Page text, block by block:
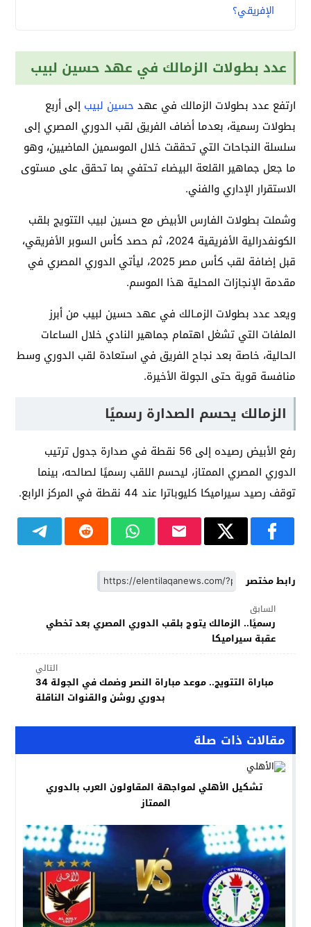
الإفريقي؟
عدد بطولات الزمالك في عهد حسين لبيب
ارتفع عدد بطولات الزمالك في عهد حسين لبيب إلى أربع
بطولات رسمية، بعدما أضاف الفريق لقب الدوري المصري إلى
سلسلة النجاحات التي تحققت خلال الموسمين الماضيين، وهو
ما جعل جماهير القلعة البيضاء تحتفي بما تحقق على مستوى
الاستقرار الإداري والفني.
وشملت بطولات الفارس الأبيض مع حسين لبيب التتويج بلقب
الكونفدرالية الأفريقية 2024، ثم حصد كأس السوبر الأفريقي،
قبل إضافة لقب كأس مصر 2025، ليأتي الدوري المصري في
مقدمة الإنجازات المحلية هذا الموسم.
ويعد عدد بطولات الزمـالك في عهد حسين لبيب من أبرز
الملفات التي تشغل اهتمام جماهير النادي خلال الساعات
الحالية، خاصة بعد نجاح الفريق في استعادة لقب الدوري وسط
منافسة قوية حتى الجولة الأخيرة.
الزمالك يحسم الصدارة رسميًا
رفع الأبيض رصيده إلى 56 نقطة في صدارة جدول ترتيب
الدوري المصري الممتاز، ليحسم اللقب رسميًا لصالحه، بينما
توقف رصيد سيراميكا كليوباترا عند 44 نقطة في المركز الرابع.
رابط مختصر
السابق
رسميًا.. الزمالك يتوج بلقب الدوري المصري بعد تخطي
عقبة سيراميكا
التالي
مباراة التتويج.. موعد مباراة النصر وضمك في الجولة 34
بدوري روشن والقنوات الناقلة
مقالات ذات صلة
تشكيل الأهلي لمواجهة المقاولون العرب بالدوري
الممتاز